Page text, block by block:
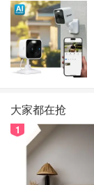
大家都在抢
1